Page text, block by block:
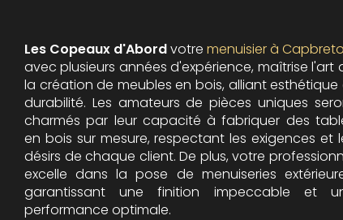
Les Copeaux d'Abordvotre menuisier à
avec plusieurs années d'expérience, maîtrise l'art
la création de meubles en bois, alliant esthétique
durabilité. Les amateurs de pièces uniques
charmés par leur capacité à fabriquer des
en bois sur mesure, respectant les exigences et
désirs de chaque client. De plus, votre
excelle dans la pose de menuiseries
garantissant une finition impeccable et
performance optimale.